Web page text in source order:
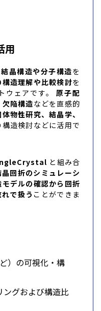
用
結晶構造や分子構造を
構造理解や比較検討を
ウェアです。原子配
陥構造などを直感的
物性研究、結晶学、
構造検討などに活用で
と組み合
回折のシミュレーシ
モデルの確認から回折
で扱う ことができま
）の可視化・構
グおよび構造比